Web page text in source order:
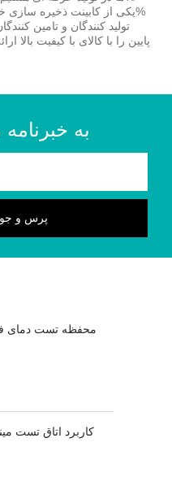
پایین را با کالای با کیفیت بالا
به خبرنامه
محفظه تست دمای
کاربرد اتاق تست